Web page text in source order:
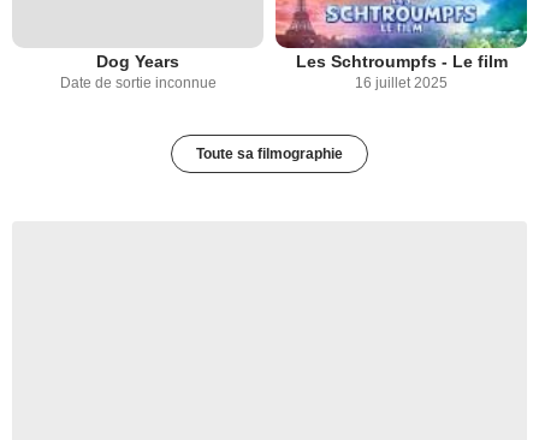
Dog Years
Date de sortie inconnue
Les Schtroumpfs - Le film
16 juillet 2025
Toute sa filmographie